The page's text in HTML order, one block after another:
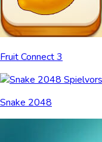
Fruit Connect 3
Snake 2048